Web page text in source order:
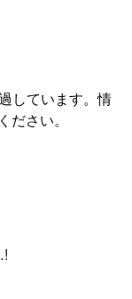
しています。情
さい。